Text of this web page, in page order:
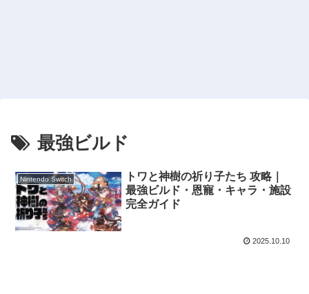
最強ビルド
Nintendo Switch
トワと神樹の祈り子たち 攻略｜
最強ビルド・恩寵・キャラ・施設
完全ガイド
2025.10.10